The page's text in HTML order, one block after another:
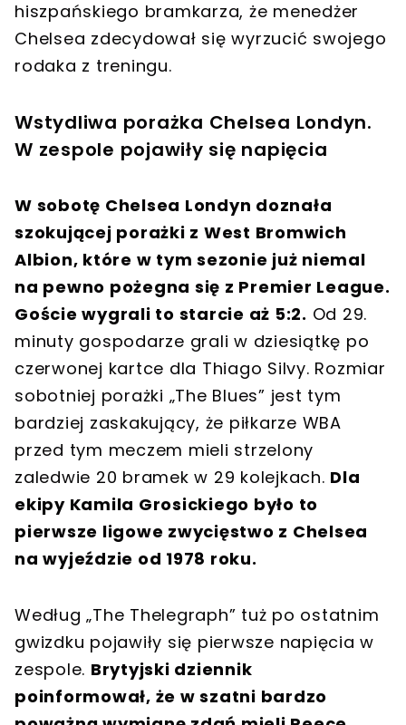
hiszpańskiego bramkarza, że menedżer
Chelsea zdecydował się wyrzucić swojego
rodaka z treningu.
Wstydliwa porażka Chelsea Londyn.
W zespole pojawiły się napięcia
W sobotę Chelsea Londyn doznała
szokującej porażki z West Bromwich
Albion, które w tym sezonie już niemal
na pewno pożegna się z Premier League.
Goście wygrali to starcie aż 5:2. Od 29.
minuty gospodarze grali w dziesiątkę po
czerwonej kartce dla Thiago Silvy. Rozmiar
sobotniej porażki „The Blues” jest tym
bardziej zaskakujący, że piłkarze WBA
przed tym meczem mieli strzelony
zaledwie 20 bramek w 29 kolejkach. Dla
ekipy Kamila Grosickiego było to
pierwsze ligowe zwycięstwo z Chelsea
na wyjeździe od 1978 roku.
Według „The Thelegraph” tuż po ostatnim
gwizdku pojawiły się pierwsze napięcia w
zespole. Brytyjski dziennik
poinformował, że w szatni bardzo